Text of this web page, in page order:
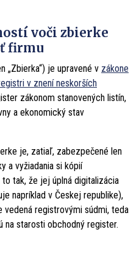
voči zbierke
firmu
„Zbierka“) je upravené v zákone
v znení neskorších
zákonom stanovených listín,
a ekonomický stav
je, zatiaľ, zabezpečené len
a vyžiadania si kópií
tak, že jej úplná digitalizácia
napríklad v Českej republike),
registrovými súdmi, teda
na starosti obchodný register.